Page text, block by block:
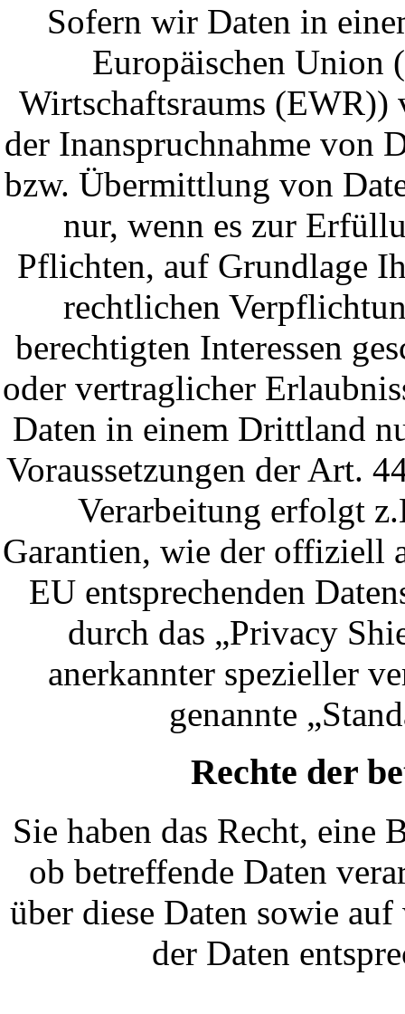
Sofern wir Daten in
Europäischen Union
Wirtschaftsraums (EWR))
der Inanspruchnahme von
bzw. Übermittlung von
nur, wenn es zur
Pflichten, auf Grundlage
rechtlichen
berechtigten Interessen
oder vertraglicher
Daten in einem Drittland
Voraussetzungen der Art.
Verarbeitung erfolgt
Garantien, wie der offiziell
EU entsprechenden
durch das „Privacy
anerkannter spezieller
genannte
Rechte der
Sie haben das Recht, eine
ob betreffende Daten
über diese Daten sowie
der Daten